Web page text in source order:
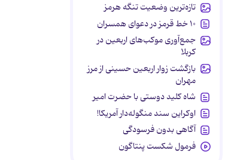
تازه‌ترین وضعیت تنگه هرمز
۱۰ خط قرمز در دعوای همسران
جمع‌آوری موکب‌های اربعین در
کربلا
بازگشت زوار اربعین حسینی از مرز
مهران
شاه کلید دوستی با حضرت امیر
اوکراین سند منگوله‌دار آمریکا!
آگاهی بدون فرسودگی
فرمول شکست پنتاگون